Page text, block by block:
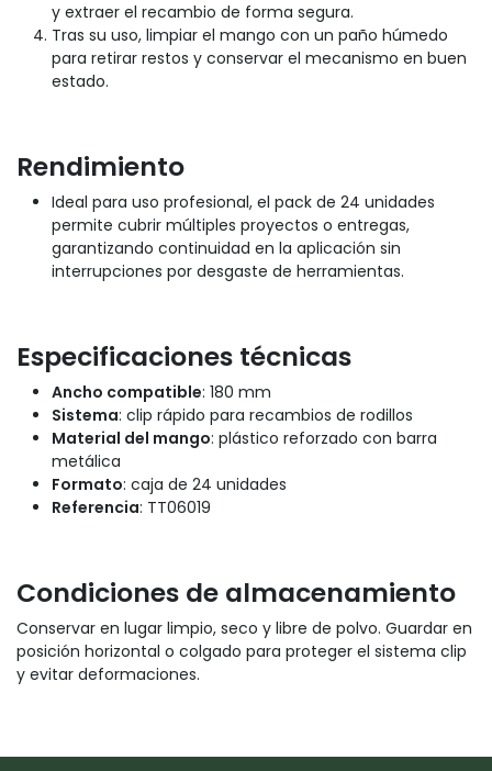
y extraer el recambio de forma segura.
Tras su uso, limpiar el mango con un paño húmedo
para retirar restos y conservar el mecanismo en buen
estado.
Rendimiento
Ideal para uso profesional, el pack de 24 unidades
permite cubrir múltiples proyectos o entregas,
garantizando continuidad en la aplicación sin
interrupciones por desgaste de herramientas.
Especificaciones técnicas
Ancho compatible: 180 mm
Sistema: clip rápido para recambios de rodillos
Material del mango: plástico reforzado con barra
metálica
Formato: caja de 24 unidades
Referencia: TT06019
Condiciones de almacenamiento
Conservar en lugar limpio, seco y libre de polvo. Guardar en
posición horizontal o colgado para proteger el sistema clip
y evitar deformaciones.